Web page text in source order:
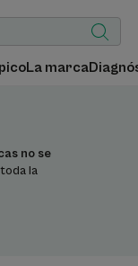
La marca
no se
la